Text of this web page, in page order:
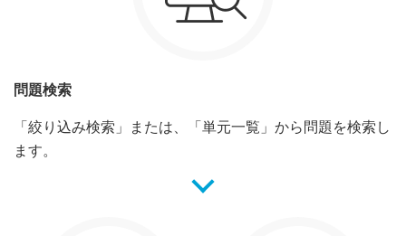
問題検索
「絞り込み検索」または、「単元一覧」から問題を検索し
ます。